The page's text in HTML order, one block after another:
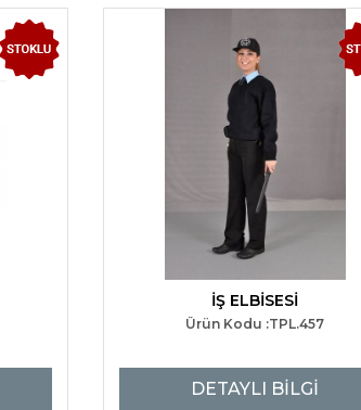
İŞ ELBİSESİ
Ürün Kodu :TPL.457
DETAYLI BİLGİ